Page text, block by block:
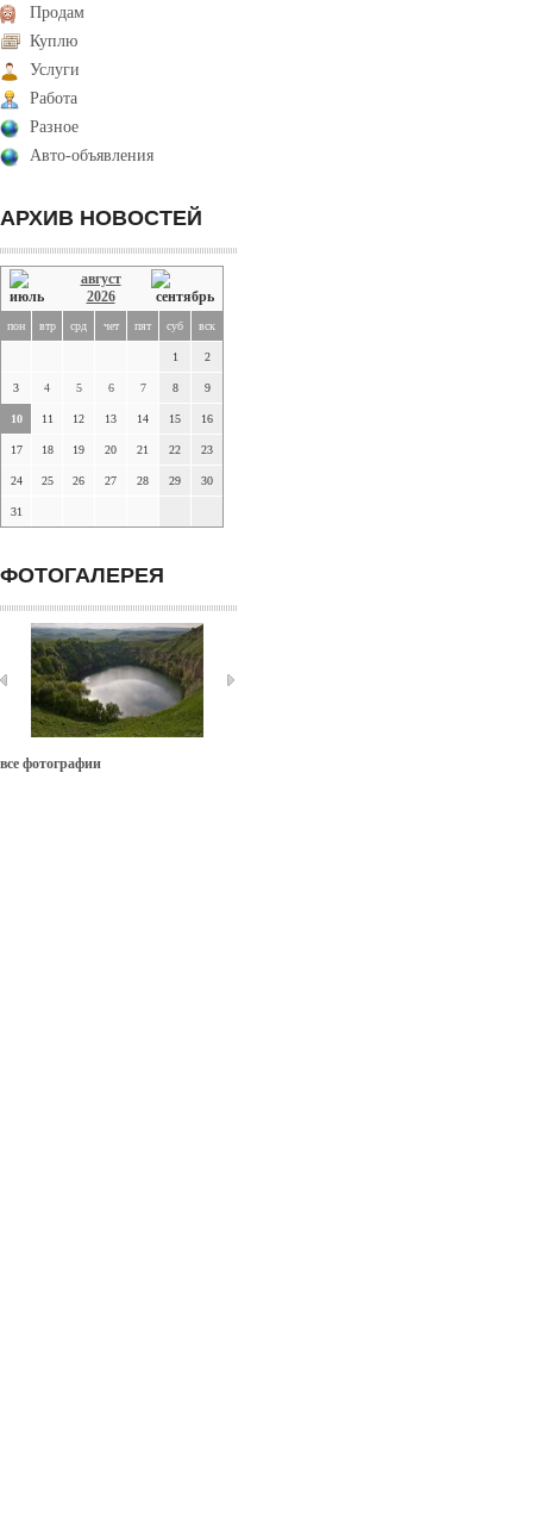
Продам
Куплю
Услуги
Работа
Разное
Авто-объявления
АРХИВ НОВОСТЕЙ
август
2026
пон втр срд чет пят суб вск
1 2
3 4 5 6 7 8 9
10 11 12 13 14 15 16
17 18 19 20 21 22 23
24 25 26 27 28 29 30
31
ФОТОГАЛЕРЕЯ
все фотографии